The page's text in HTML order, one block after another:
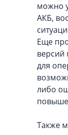
можно
АКБ,
Еще
для
либо
Также